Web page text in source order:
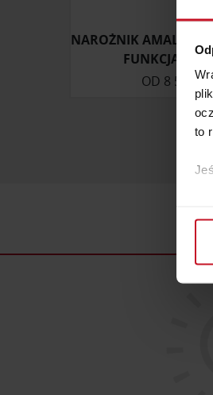
to
NAROŻNIK AMALFI
FUNKCJĄ
OD 8 550 ZŁ